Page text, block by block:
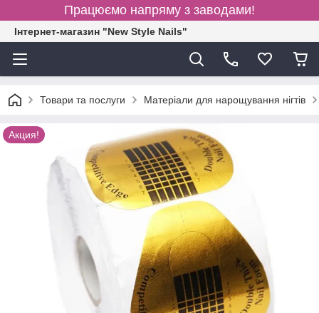
Працюємо напряму з заводами!
Інтернет-магазин "New Style Nails"
Товари та послуги Матеріали для нарощування нігтів
Акция!